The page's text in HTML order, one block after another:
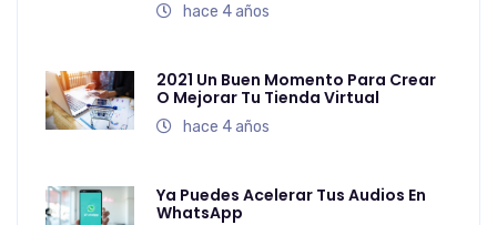
hace 4 años
2021 Un Buen Momento Para Crear
O Mejorar Tu Tienda Virtual
hace 4 años
Ya Puedes Acelerar Tus Audios En
WhatsApp